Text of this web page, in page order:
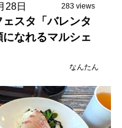
28日 283 views
スタ「バレンタ
なれるマルシェ
なんたん